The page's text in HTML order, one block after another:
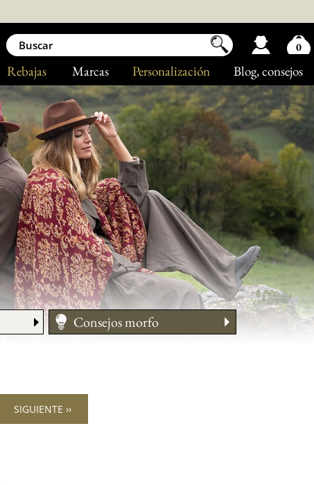
Blog, consejos
Personalización
Marcas
Rebajas
Consejos morfo
Medir su talla
SIGUIENTE ››
0